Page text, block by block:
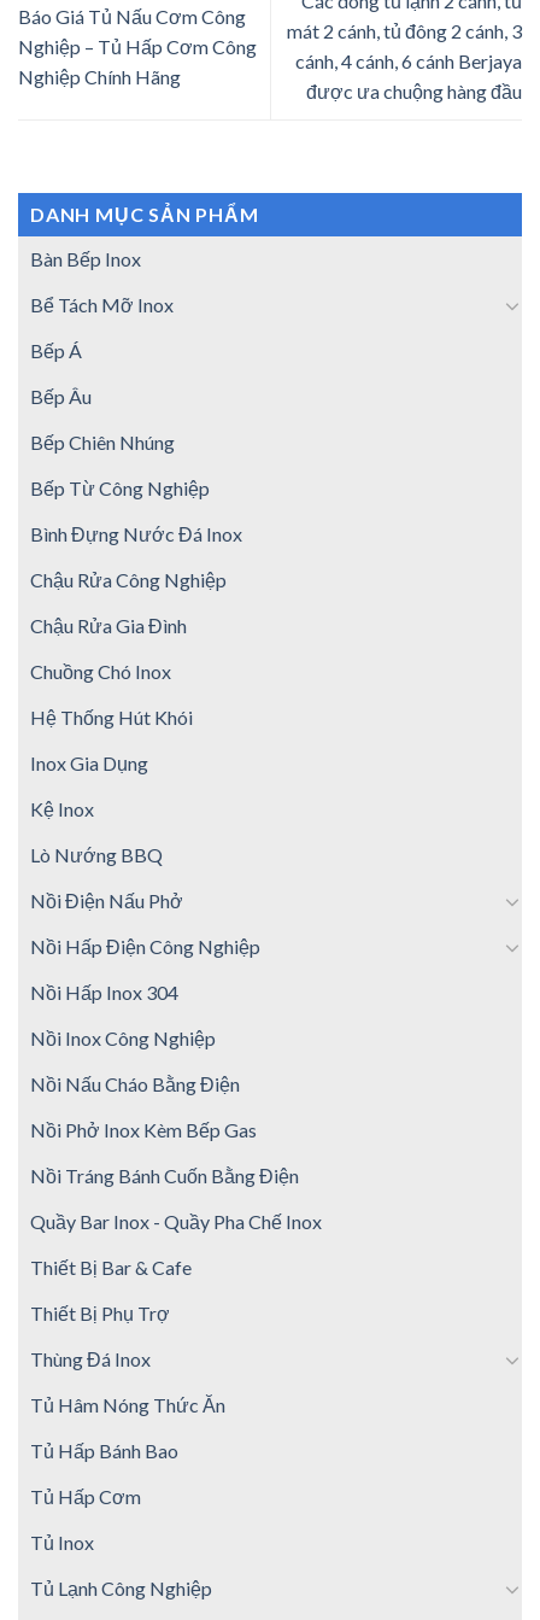
Báo Giá Tủ Nấu Cơm Công
Nghiệp – Tủ Hấp Cơm Công
Nghiệp Chính Hãng
mát 2 cánh, tủ đông 2 cánh, 3
cánh, 4 cánh, 6 cánh Berjaya
được ưa chuộng hàng đầu
DANH MỤC SẢN PHẨM
Bàn Bếp Inox
Bể Tách Mỡ Inox
Bếp Á
Bếp Âu
Bếp Chiên Nhúng
Bếp Từ Công Nghiệp
Bình Đựng Nước Đá Inox
Chậu Rửa Công Nghiệp
Chậu Rửa Gia Đình
Chuồng Chó Inox
Hệ Thống Hút Khói
Inox Gia Dụng
Kệ Inox
Lò Nướng BBQ
Nồi Điện Nấu Phở
Nồi Hấp Điện Công Nghiệp
Nồi Hấp Inox 304
Nồi Inox Công Nghiệp
Nồi Nấu Cháo Bằng Điện
Nồi Phở Inox Kèm Bếp Gas
Nồi Tráng Bánh Cuốn Bằng Điện
Quầy Bar Inox - Quầy Pha Chế Inox
Thiết Bị Bar & Cafe
Thiết Bị Phụ Trợ
Thùng Đá Inox
Tủ Hâm Nóng Thức Ăn
Tủ Hấp Bánh Bao
Tủ Hấp Cơm
Tủ Inox
Tủ Lạnh Công Nghiệp